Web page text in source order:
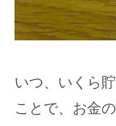
いつ、いくら
ことで、お金